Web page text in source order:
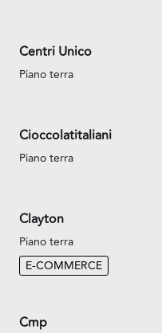
Centri Unico
Piano terra
Cioccolatitaliani
Piano terra
Clayton
Piano terra
E-COMMERCE
Cmp